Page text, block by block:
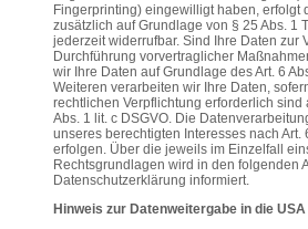
Fingerprinting) eingewilligt haben, erfolgt
zusätzlich auf Grundlage von § 25 Abs. 1
jederzeit widerrufbar. Sind Ihre Daten zur
Durchführung vorvertraglicher
wir Ihre Daten auf Grundlage des Art. 6
Weiteren verarbeiten wir Ihre Daten,
rechtlichen Verpflichtung erforderlich sind
Abs. 1 lit. c DSGVO. Die
unseres berechtigten Interesses nach Art.
erfolgen. Über die jeweils im Einzelfall
Rechtsgrundlagen wird in den folgenden
Datenschutzerklärung informiert.
Hinweis zur Datenweitergabe in die